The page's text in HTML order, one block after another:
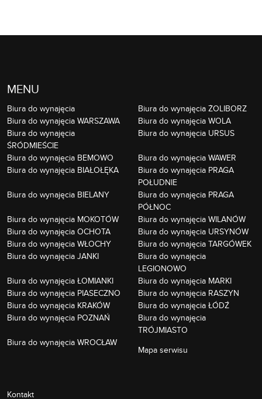
MENU
Biura do wynajęcia
Biura do wynajęcia ŻOLIBORZ
Biura do wynajęcia WARSZAWA
Biura do wynajęcia WOLA
Biura do wynajęcia
ŚRÓDMIEŚCIE
Biura do wynajęcia URSUS
Biura do wynajęcia BEMOWO
Biura do wynajęcia WAWER
Biura do wynajęcia BIAŁOŁĘKA
Biura do wynajęcia PRAGA
POŁUDNIE
Biura do wynajęcia BIELANY
Biura do wynajęcia PRAGA
PÓŁNOC
Biura do wynajęcia MOKOTÓW
Biura do wynajęcia WILANÓW
Biura do wynajęcia OCHOTA
Biura do wynajęcia URSYNÓW
Biura do wynajęcia WŁOCHY
Biura do wynajęcia TARGÓWEK
Biura do wynajęcia JANKI
Biura do wynajęcia
LEGIONOWO
Biura do wynajęcia ŁOMIANKI
Biura do wynajęcia MARKI
Biura do wynajęcia PIASECZNO
Biura do wynajęcia RASZYN
Biura do wynajęcia KRAKÓW
Biura do wynajęcia ŁÓDŹ
Biura do wynajęcia POZNAŃ
Biura do wynajęcia
TRÓJMIASTO
Biura do wynajęcia WROCŁAW
Mapa serwisu
Kontakt